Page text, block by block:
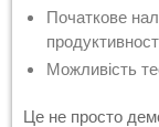
Початкове
Можливість
Це не просто